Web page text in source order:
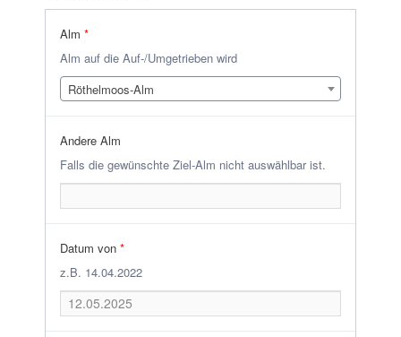
Alm*
Alm auf die Auf-/Umgetrieben wird
Röthelmoos-Alm
Andere Alm
Falls die gewünschte Ziel-Alm nicht auswählbar ist.
Datum von*
z.B. 14.04.2022